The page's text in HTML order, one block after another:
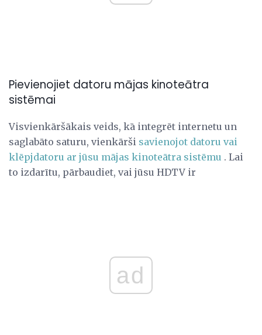
Pievienojiet datoru mājas kinoteātra
sistēmai
Visvienkāršākais veids, kā integrēt internetu un
saglabāto saturu, vienkārši savienojot datoru vai
klēpjdatoru ar jūsu mājas kinoteātra sistēmu . Lai
to izdarītu, pārbaudiet, vai jūsu HDTV ir
ad